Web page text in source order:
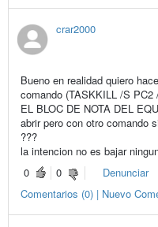
crar2000
Bueno en realidad quiero
comando (TASKKILL /S
EL BLOC DE NOTA DEL
abrir pero con otro comando
???
la intencion no es bajar
0
0
Denunciar
Comentarios (0) | Nuevo